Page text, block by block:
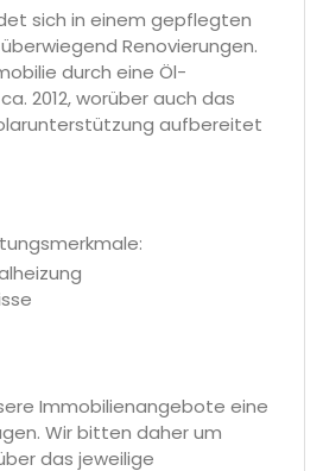
sich in einem gepflegten
Renovierungen.
durch eine Öl-
2012, worüber auch das
aufbereitet
Immobilienangebote eine
Wir bitten daher um
das jeweilige